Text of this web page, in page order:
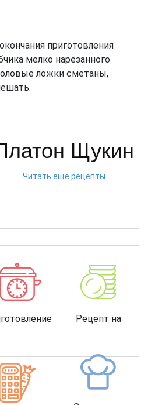
приготовления
мелко нарезанного
ложки сметаны,
Щукин
Читать еще рецепты
Рецепт на